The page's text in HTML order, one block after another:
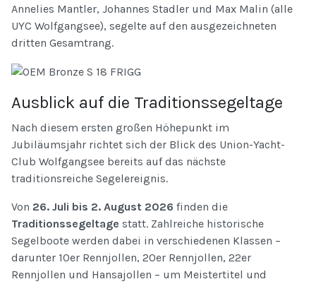
Annelies Mantler, Johannes Stadler und Max Malin (alle
UYC Wolfgangsee), segelte auf den ausgezeichneten
dritten Gesamtrang.
Ausblick auf die Traditionssegeltage
Nach diesem ersten großen Höhepunkt im
Jubiläumsjahr richtet sich der Blick des Union-Yacht-
Club Wolfgangsee bereits auf das nächste
traditionsreiche Segelereignis.
Von 26. Juli bis 2. August 2026 finden die
Traditionssegeltage statt. Zahlreiche historische
Segelboote werden dabei in verschiedenen Klassen –
darunter 10er Rennjollen, 20er Rennjollen, 22er
Rennjollen und Hansajollen – um Meistertitel und